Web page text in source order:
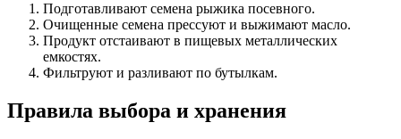
Подготавливают семена рыжика посевного.
Очищенные семена прессуют и выжимают масло.
Продукт отстаивают в пищевых металлических
емкостях.
Фильтруют и разливают по бутылкам.
Правила выбора и хранения